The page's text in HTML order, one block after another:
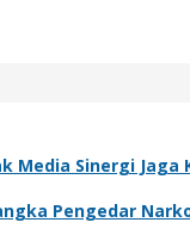
Media Sinergi
Pengedar